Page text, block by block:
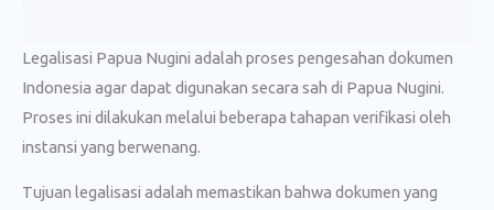
Legalisasi Papua Nugini adalah proses pengesahan dokumen
Indonesia agar dapat digunakan secara sah di Papua Nugini.
Proses ini dilakukan melalui beberapa tahapan verifikasi oleh
instansi yang berwenang.
Tujuan legalisasi adalah memastikan bahwa dokumen yang